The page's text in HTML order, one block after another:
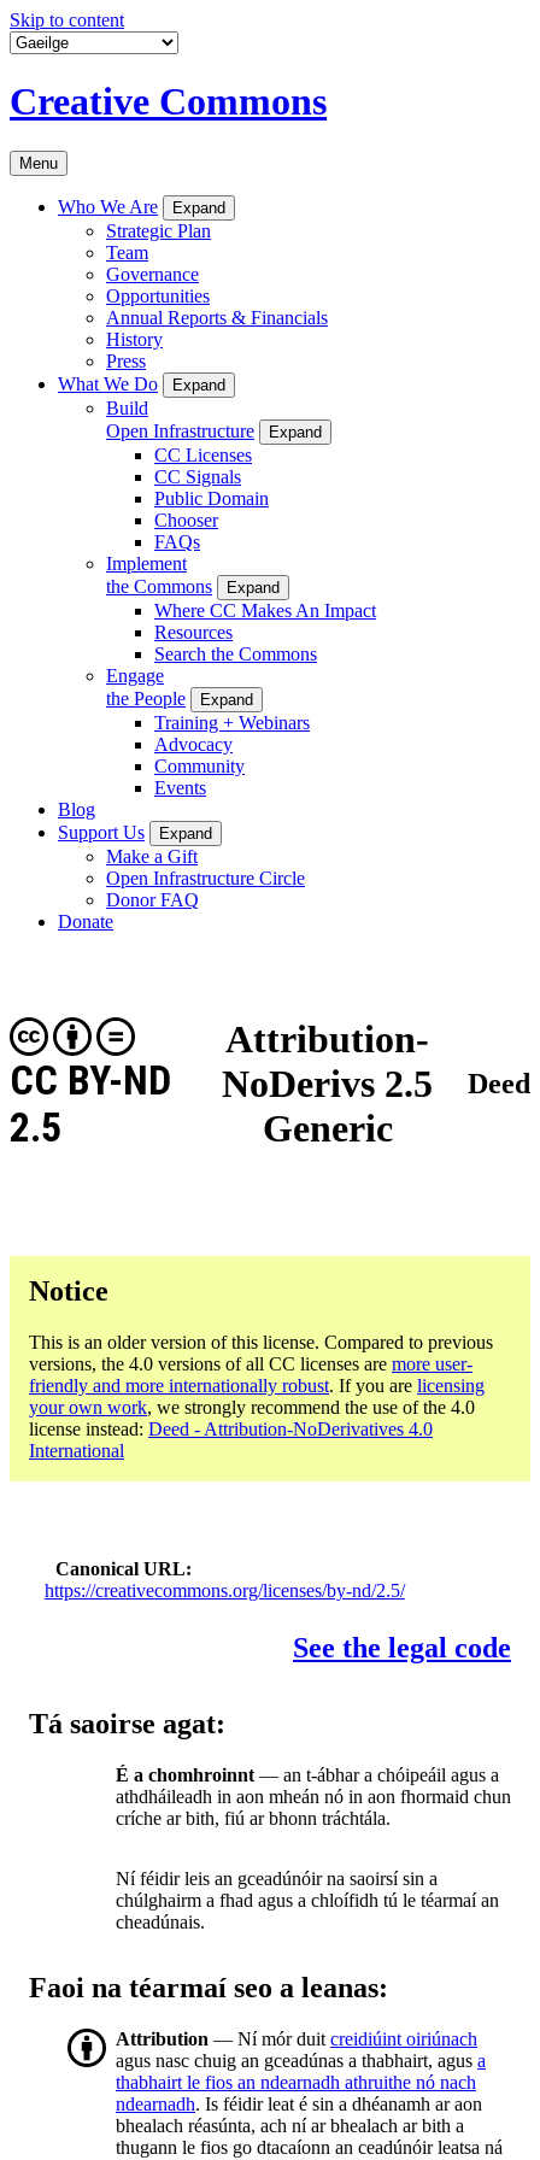
Skip to content
Creative Commons
Menu
Who We Are Expand
Strategic Plan
Team
Governance
Opportunities
Annual Reports & Financials
History
Press
What We Do
Expand
Build
Open Infrastructure
Expand
CC Licenses
CC Signals
Public Domain
Chooser
FAQs
Implement
the Commons
Expand
Where CC Makes An Impact
Resources
Search the Commons
Engage
the People
Expand
Training + Webinars
Advocacy
Community
Events
Blog
Support Us
Expand
Make a Gift
Open Infrastructure Circle
Donor FAQ
Donate
Attribution-
NoDerivs 2.5
Generic
CC BY-ND
2.5
Deed
Notice
This is an older version of this license. Compared to previous
versions, the 4.0 versions of all CC licenses are more user-
friendly and more internationally robust. If you are licensing
your own work, we strongly recommend the use of the 4.0
license instead: Deed - Attribution-NoDerivatives 4.0
International
Canonical URL
https://creativecommons.org/licenses/by-nd/2.5/
See the legal code
Tá saoirse agat:
É a chomhroinnt — an t-ábhar a chóipeáil agus a
athdháileadh in aon mheán nó in aon fhormaid chun
críche ar bith, fiú ar bhonn tráchtála.
Ní féidir leis an gceadúnóir na saoirsí sin a
chúlghairm a fhad agus a chloífidh tú le téarmaí an
cheadúnais.
Faoi na téarmaí seo a leanas:
Attribution — Ní mór duit creidiúint oiriúnach
agus nasc chuig an gceadúnas a thabhairt, agus a
thabhairt le fios an ndearnadh athruithe nó nach
ndearnadh. Is féidir leat é sin a dhéanamh ar aon
bhealach réasúnta, ach ní ar bhealach ar bith a
thugann le fios go dtacaíonn an ceadúnóir leatsa ná